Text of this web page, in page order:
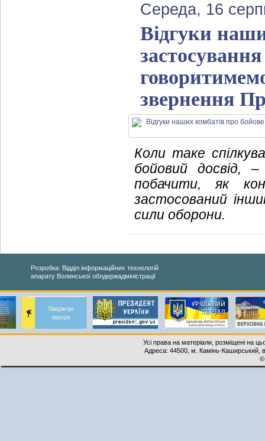
Середа, 16
Відгуки
звернення
Коли таке
бойовий досвід,
побачити, як
застосований
сили оборони.
Розробка: Відділ інформаційних технологій
апарату Волинської облдержадміністрації
Усі права на матеріали, розміщені на
Адреса: 44500, м. Камінь-Каширський,
©